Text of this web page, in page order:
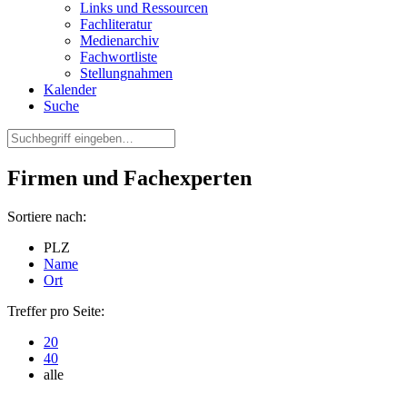
Links und Ressourcen
Fachliteratur
Medienarchiv
Fachwortliste
Stellungnahmen
Kalender
Suche
Firmen und Fachexperten
Sortiere nach:
PLZ
Name
Ort
Treffer pro Seite:
20
40
alle